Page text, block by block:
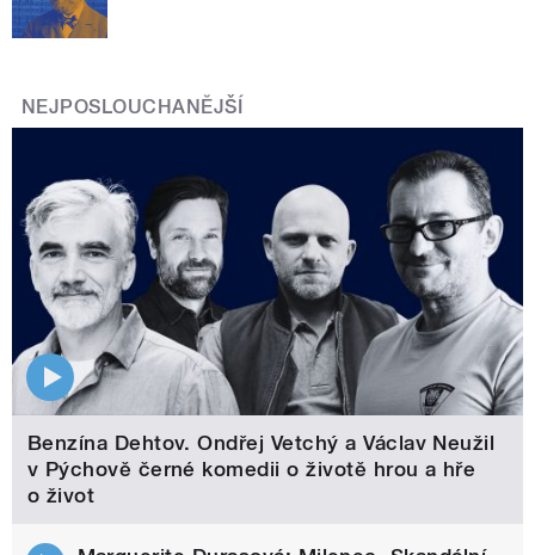
NEJPOSLOUCHANĚJŠÍ
Benzína Dehtov. Ondřej Vetchý a Václav Neužil
v Pýchově černé komedii o životě hrou a hře
o život